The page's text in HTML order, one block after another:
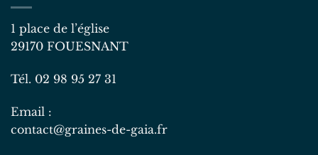
1 place de l’église
29170 FOUESNANT
Tél. 02 98 95 27 31
Email :
contact@graines-de-gaia.fr